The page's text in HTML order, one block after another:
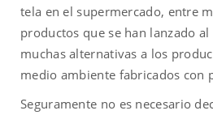
tela en el supermercado, entre
productos que se han lanzado
muchas alternativas a los
medio ambiente fabricados con
Seguramente no es necesario